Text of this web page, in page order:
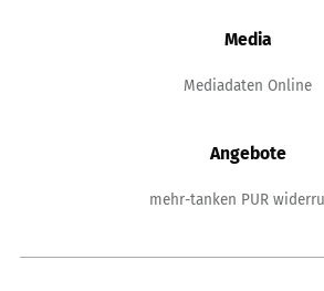
Media
Mediadaten Online
Angebote
mehr-tanken PUR